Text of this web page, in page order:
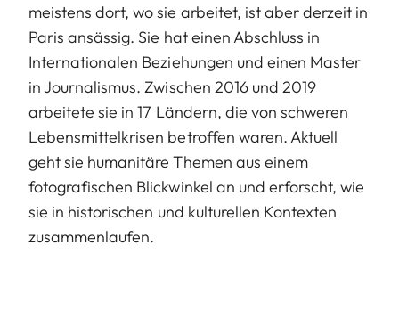
meistens dort, wo sie arbeitet, ist aber derzeit in
Paris ansässig. Sie hat einen Abschluss in
Internationalen Beziehungen und einen Master
in Journalismus. Zwischen 2016 und 2019
arbeitete sie in 17 Ländern, die von schweren
Lebensmittelkrisen betroffen waren. Aktuell
geht sie humanitäre Themen aus einem
fotografischen Blickwinkel an und erforscht, wie
sie in historischen und kulturellen Kontexten
zusammenlaufen.